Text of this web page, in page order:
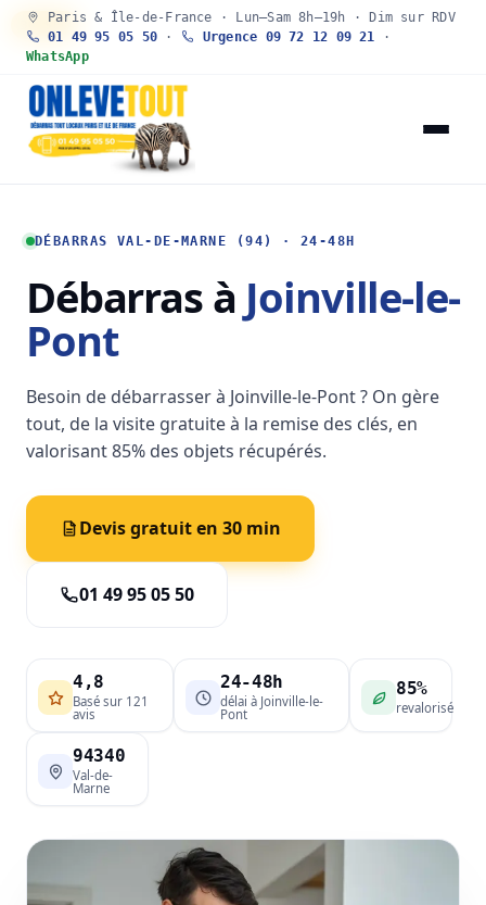
Paris & Île-de-France · Lun–Sam 8h–19h · Dim sur RDV
01 49 95 05 50 · Urgence 09 72 12 09 21 ·
WhatsApp
DÉBARRAS VAL-DE-MARNE (94) · 24-48H
Débarras à Joinville-le-
Pont
Besoin de débarrasser à Joinville-le-Pont ? On gère
tout, de la visite gratuite à la remise des clés, en
valorisant 85% des objets récupérés.
Devis gratuit en 30 min
01 49 95 05 50
4,8
Basé sur 121
avis
24-48h
délai à Joinville-le-
Pont
85%
revalorisé
94340
Val-de-
Marne
30 SEC